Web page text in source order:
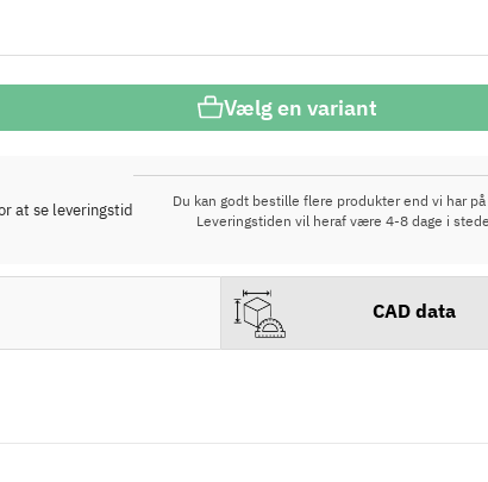
Vælg en variant
at se leveringstid
Du kan godt bestille flere produkter end vi har på
Leveringstiden vil heraf være 4-8 dage i
CAD data